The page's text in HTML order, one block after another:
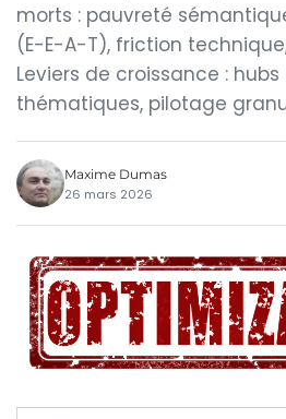
morts : pauvreté
(E-E-A-T), friction
Leviers de croissance : hubs
thématiques, pilotage
Maxime Dumas
26 mars 2026